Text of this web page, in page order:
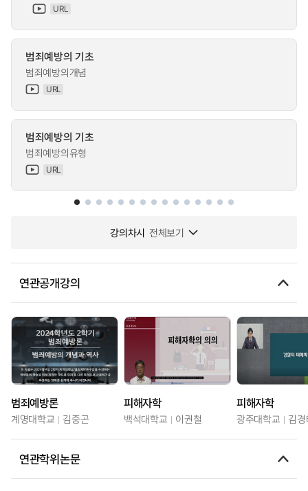
URL
범죄예방의 기초
범죄예방의개념
URL
범죄예방의 기초
범죄예방의유형
URL
강의차시 전체보기
연관공개강의
범죄예방론
계명대학교 김중곤
피해자학
백석대학교 이권철
피해자학
광주대학교 김
연관학위논문